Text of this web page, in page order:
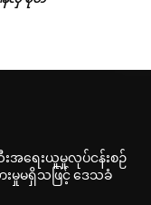
းအရေးယူမှုလုပ်ငန်းစဉ်
းမှုမရှိသဖြင့် ဒေသခံ